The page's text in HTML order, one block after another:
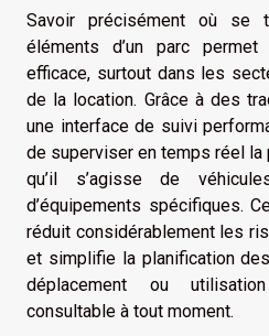
Savoir précisément où se
éléments d’un parc
efficace, surtout dans les
de la location. Grâce à des
une interface de suivi
de superviser en temps réel la
qu’il s’agisse de
d’équipements spécifiques.
réduit considérablement les
et simplifie la planification
déplacement ou
consultable à tout moment.